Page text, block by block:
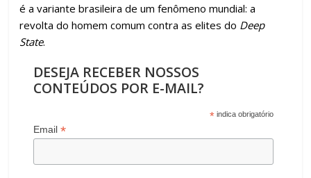
é a variante brasileira de um fenômeno mundial: a
revolta do homem comum contra as elites do Deep
State.
DESEJA RECEBER NOSSOS
CONTEÚDOS POR E-MAIL?
* indica obrigatório
Email*